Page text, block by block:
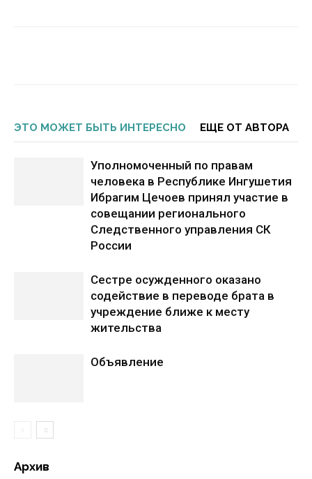
ЭТО МОЖЕТ БЫТЬ ИНТЕРЕСНО ЕЩЕ ОТ АВТОРА
Уполномоченный по правам
человека в Республике Ингушетия
Ибрагим Цечоев принял участие в
совещании регионального
Следственного управления СК
России
Сестре осужденного оказано
содействие в переводе брата в
учреждение ближе к месту
жительства
Объявление
Архив